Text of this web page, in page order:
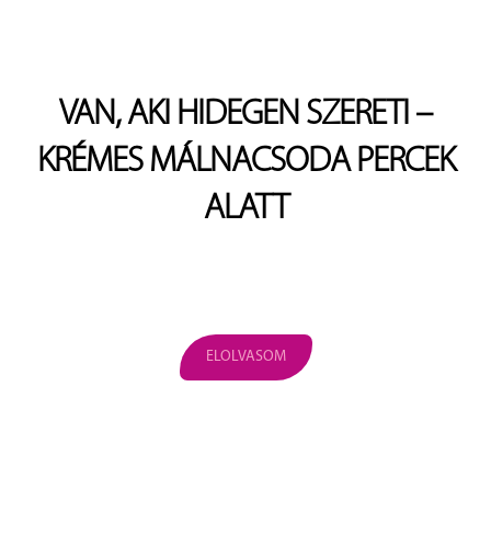
VAN, AKI HIDEGEN SZERETI –
KRÉMES MÁLNACSODA PERCEK
ALATT
ELOLVASOM